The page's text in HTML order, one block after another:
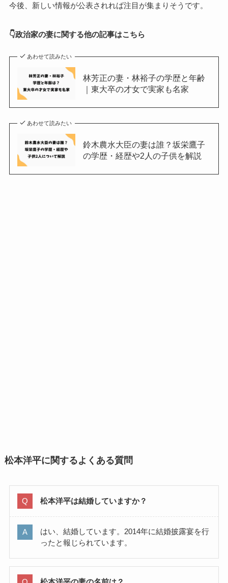
今後、新しい情報が公表されれば注目が集まりそうです。
👇政治家の妻に関する他の記事はこちら
あわせて読みたい
林芳正の妻・林裕子の学歴と年齢
｜東大卒の才女で実家も名家
あわせて読みたい
鈴木農水大臣の妻は誰？坂栄鷹子
の学歴・経歴や2人の子供を解説
松本洋平に関するよくある質問
松本洋平は結婚していますか？
はい、結婚しています。2014年に結婚披露宴を行
ったと報じられています。